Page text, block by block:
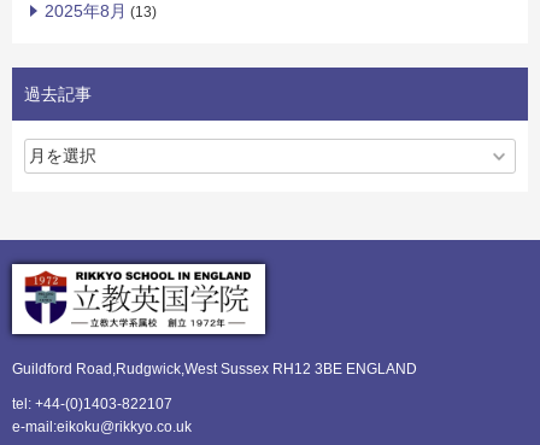
2025年8月 (13)
過去記事
Guildford Road,Rudgwick,West Sussex RH12 3BE ENGLAND
tel: +44-(0)1403-822107
e-mail:eikoku@rikkyo.co.uk